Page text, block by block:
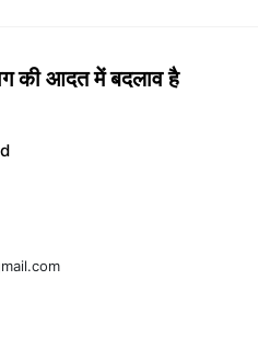
की आदत में बदलाव है